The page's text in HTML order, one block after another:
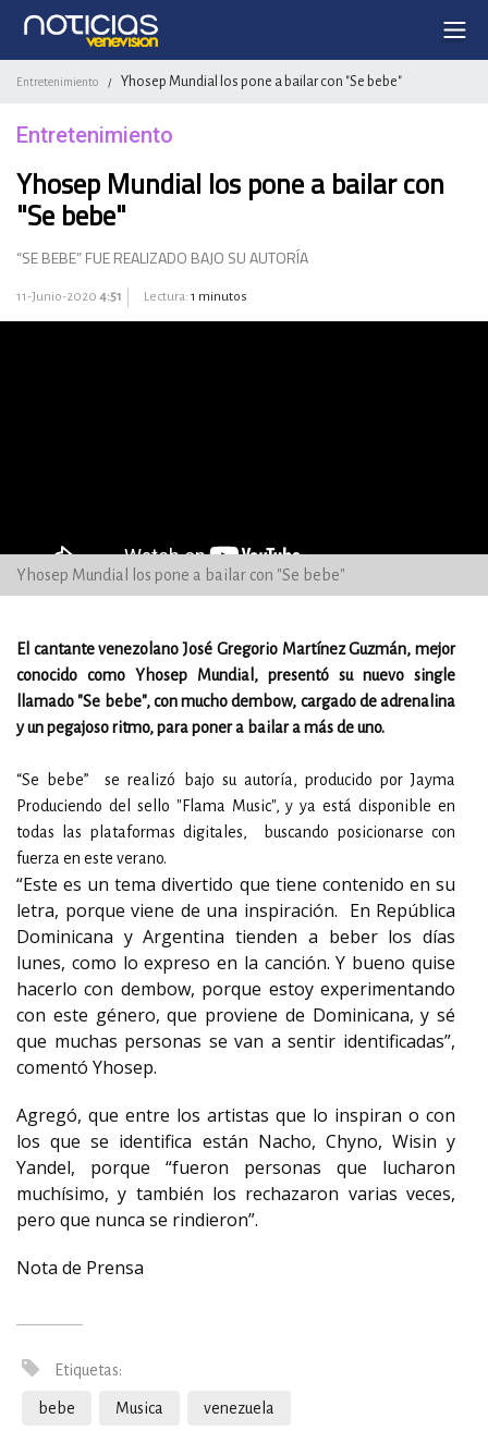
Entretenimiento / Yhosep Mundial los pone a bailar con "Se bebe"
Entretenimiento
Yhosep Mundial los pone a bailar con
"Se bebe"
“SE BEBE” FUE REALIZADO BAJO SU AUTORÍA
11-Junio-2020 4:51 Lectura: 1 minutos
Yhosep Mundial los pone a bailar con "Se bebe"
El cantante venezolano José Gregorio Martínez Guzmán, mejor
conocido como Yhosep Mundial, presentó su nuevo single
llamado "Se bebe", con mucho dembow, cargado de adrenalina
y un pegajoso ritmo, para poner a bailar a más de uno.
“Se bebe” se realizó bajo su autoría, producido por Jayma
Produciendo del sello "Flama Music", y ya está disponible en
todas las plataformas digitales, buscando posicionarse con
fuerza en este verano.
“Este es un tema divertido que tiene contenido en su
letra, porque viene de una inspiración. En República
Dominicana y Argentina tienden a beber los días
lunes, como lo expreso en la canción. Y bueno quise
hacerlo con dembow, porque estoy experimentando
con este género, que proviene de Dominicana, y sé
que muchas personas se van a sentir identificadas”,
comentó Yhosep.
Agregó, que entre los artistas que lo inspiran o con
los que se identifica están Nacho, Chyno, Wisin y
Yandel, porque “fueron personas que lucharon
muchísimo, y también los rechazaron varias veces,
pero que nunca se rindieron”.
Nota de Prensa
Etiquetas:
bebe Musica venezuela